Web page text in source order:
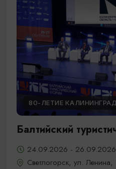
80-ЛЕТИЕ
Балтийский
24.09.2026 - 26.09.2026
Светлогорск, ул. Ленина,